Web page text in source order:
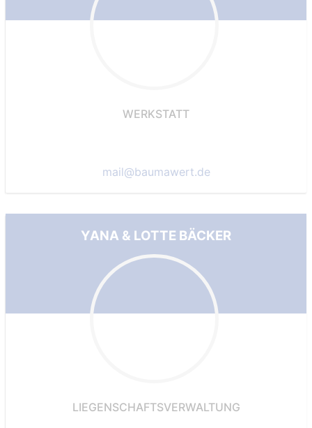
WERKSTATT
mail@baumawert.de
YANA & LOTTE BÄCKER
LIEGENSCHAFTSVERWALTUNG